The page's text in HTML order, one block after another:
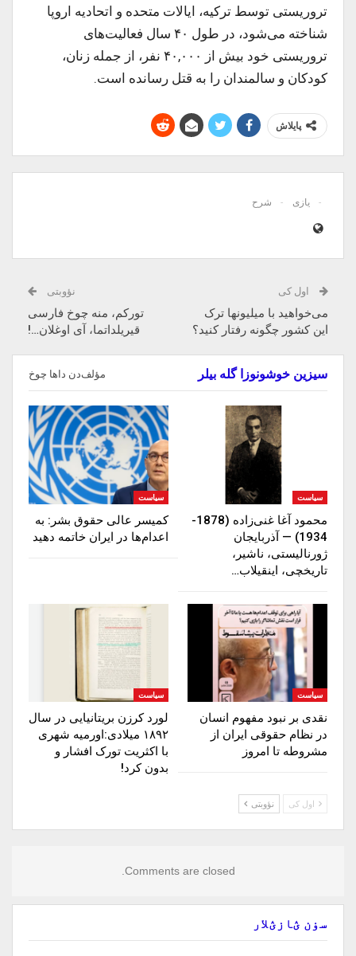
تروریستی توسط ترکیه، ایالات متحده و اتحادیه اروپا
شناخته می‌شود، در طول ۴۰ سال فعالیت‌های
تروریستی خود بیش از ۴۰,۰۰۰ نفر، از جمله زنان،
کودکان و سالمندان را به قتل رسانده است.
پایلاش
یازی شرح
اول کی
می‌خواهید با میلیونها ترک
این کشور چگونه رفتار کنید؟
نؤوبتی
تورکم، منه چوخ فارسی
قیریلداتما، آی اوغلان…!
سیزین خوشونوزا گله بیلر مؤلف‌دن داها چوخ
سیاست
محمود آغا غنی‌زاده (1878-
1934) — آذربایجان
ژورنالیستی، ناشیر،
تاریخچی، اینقیلاب…
سیاست
کمیسر عالی حقوق بشر: به
اعدام‌ها در ایران خاتمه دهید
سیاست
نقدی بر نبود مفهوم انسان
در نظام حقوقی ایران از
مشروطه تا امروز
سیاست
لورد کرزن بریتانیایی در سال
۱۸۹۲ میلادی:اورمیه شهری
با اکثریت تورک افشار و
بدون کرد!
اول کی نؤوبتی
Comments are closed.
سۏن ؽازؽلار